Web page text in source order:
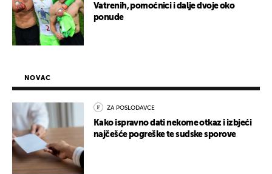
Vatrenih, pomoćnici i dalje dvoje oko
ponude
NOVAC
ZA POSLODAVCE
Kako ispravno dati nekome otkaz i izbjeći
najčešće pogreške te sudske sporove